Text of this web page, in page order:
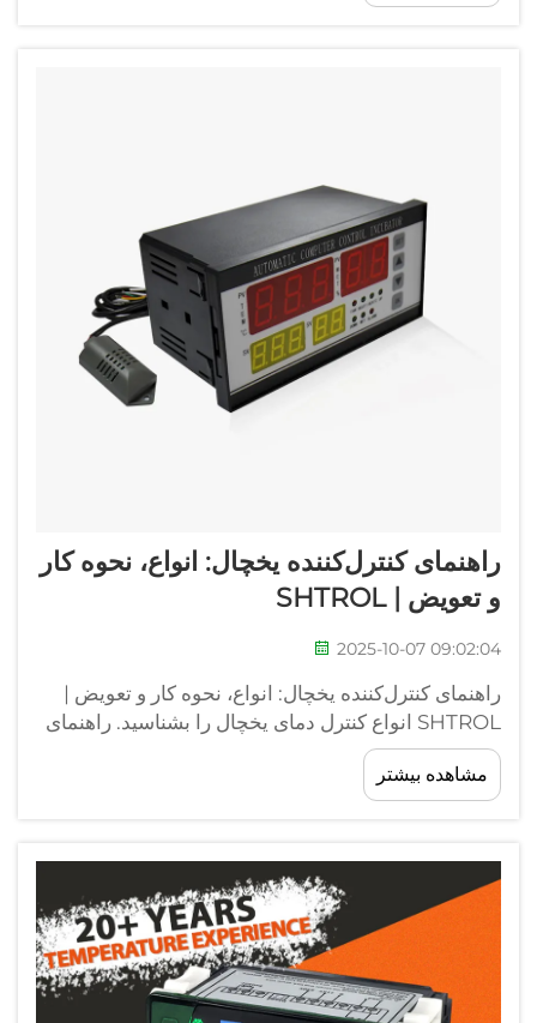
می‌کنند و...
راهنمای کنترل‌کننده یخچال: انواع، نحوه کار
و تعویض | SHTROL
2025-10-07 09:02:04
راهنمای کنترل‌کننده یخچال: انواع، نحوه کار و تعویض |
SHTROL انواع کنترل دمای یخچال را بشناسید. راهنمای
متخصص ما کنترل‌کننده‌های مکانیکی، دیجیتال و
الکترونیکی را توضیح می‌دهد، نحوه کار آنها، مشکلات رایج
و زمانی که نیاز به تعویض دارید...
مشاهده بیشتر